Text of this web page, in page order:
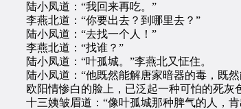
陆小凤道：“我回来再吃。”
李燕北道：“你要出去？到哪里去？”
陆小凤道：“去找一个人！”
李燕北道：“找谁？”
陆小凤道：“叶孤城。”李燕北又怔住。
陆小凤道：“他既然能解唐家暗器的毒，既然
欧阳情惨白的脸上，已泛起一种可怕的死灰色
十三姨皱眉道：“像叶孤城那种脾气的人，肯